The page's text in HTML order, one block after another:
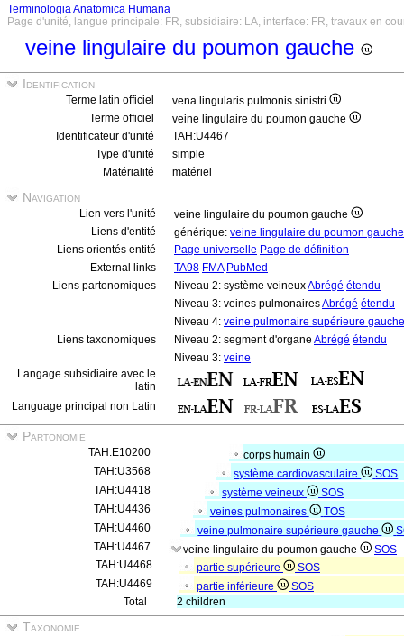
Terminologia Anatomica Humana
Page d'unité, langue principale: FR, subsidiaire: LA, interface: FR, travaux en
veine lingulaire du poumon gauche
Identification
Terme latin officiel
vena lingularis pulmonis sinistri
Terme officiel
veine lingulaire du poumon gauche
Identificateur d'unité
TAH:U4467
Type d'unité
simple
Matérialité
matériel
Navigation
Lien vers l'unité
veine lingulaire du poumon gauche
Liens d'entité
générique: veine lingulaire du poumon
Liens orientés entité
Page universelle Page de définition
External links
TA98 FMA PubMed
Liens partonomiques
Niveau 2: système veineuxAbrégé étendu
Niveau 3: veines pulmonairesAbrégé étendu
Niveau 4: veine pulmonaire supérieure gauche
Liens taxonomiques
Niveau 2: segment d'organe Abrégé étendu
Niveau 3: veine
Langage subsidiaire avec le
latin
Language principal non Latin
Partonomie
TAH:E10200
corps humain
TAH:U3568
système cardiovasculaire
SOS
TAH:U4418
système veineux
SOS
TAH:U4436
veines pulmonaires
TOS
TAH:U4460
veine pulmonaire supérieure gauche
TAH:U4467
veine lingulaire du poumon gauche
SOS
TAH:U4468
partie supérieure
SOS
TAH:U4469
partie inférieure
SOS
Total
2 children
Taxonomie